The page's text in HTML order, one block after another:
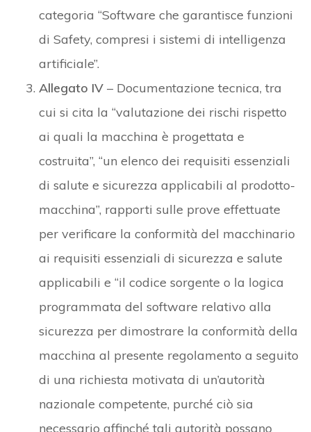
categoria “Software che garantisce funzioni
di Safety, compresi i sistemi di intelligenza
artificiale”.
Allegato IV– Documentazione tecnica, tra
cui si cita la “valutazione dei rischi rispetto
ai quali la macchina è progettata e
costruita”, “un elenco dei requisiti essenziali
di salute e sicurezza applicabili al prodotto-
macchina”, rapporti sulle prove effettuate
per verificare la conformità del macchinario
ai requisiti essenziali di sicurezza e salute
applicabili e “il codice sorgente o la logica
programmata del software relativo alla
sicurezza per dimostrare la conformità della
macchina al presente regolamento a seguito
di una richiesta motivata di un’autorità
nazionale competente, purché ciò sia
necessario affinché tali autorità possano